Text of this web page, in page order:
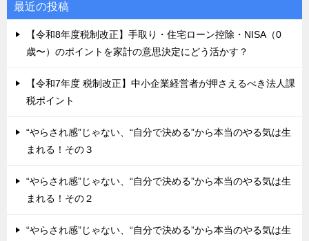
最近の投稿
【令和8年度税制改正】手取り・住宅ローン控除・NISA（0
歳〜）のポイントを家計の意思決定にどう活かす？
【令和7年度 税制改正】中小企業経営者が押さえるべき法人課
税ポイント
“やらされ感”じゃない、“自分で決める”から本当のやる気は生
まれる！その３
“やらされ感”じゃない、“自分で決める”から本当のやる気は生
まれる！その２
“やらされ感”じゃない、“自分で決める”から本当のやる気は生